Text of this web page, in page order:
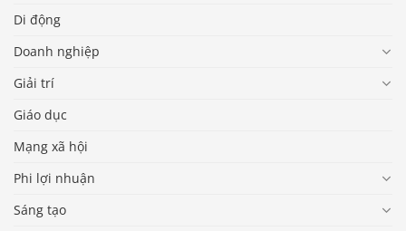
Di động
Doanh nghiệp
Giải trí
Giáo dục
Mạng xã hội
Phi lợi nhuận
Sáng tạo